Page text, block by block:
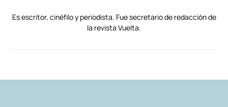
Es escritor, cinéfilo y periodista. Fue secretario de redacción de
la revista Vuelta.